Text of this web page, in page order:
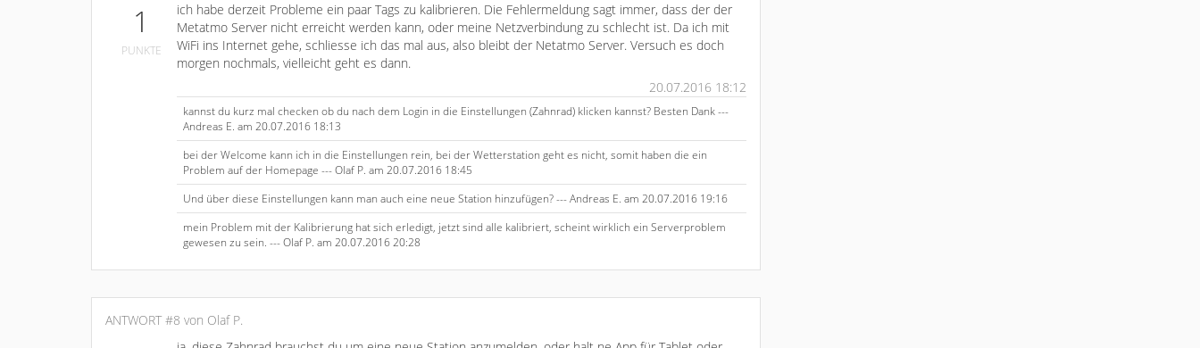
1
PUNKTE
ich habe derzeit Probleme ein paar Tags zu kalibrieren. Die Fehlermeldung sagt immer, dass der der
Metatmo Server nicht erreicht werden kann, oder meine Netzverbindung zu schlecht ist. Da ich mit
WiFi ins Internet gehe, schliesse ich das mal aus, also bleibt der Netatmo Server. Versuch es doch
morgen nochmals, vielleicht geht es dann.
20.07.2016 18:12
kannst du kurz mal checken ob du nach dem Login in die Einstellungen (Zahnrad) klicken kannst? Besten Dank ---
Andreas E. am 20.07.2016 18:13
bei der Welcome kann ich in die Einstellungen rein, bei der Wetterstation geht es nicht, somit haben die ein
Problem auf der Homepage --- Olaf P. am 20.07.2016 18:45
Und über diese Einstellungen kann man auch eine neue Station hinzufügen? --- Andreas E. am 20.07.2016 19:16
mein Problem mit der Kalibrierung hat sich erledigt, jetzt sind alle kalibriert, scheint wirklich ein Serverproblem
gewesen zu sein. --- Olaf P. am 20.07.2016 20:28
ANTWORT #8 von Olaf P.